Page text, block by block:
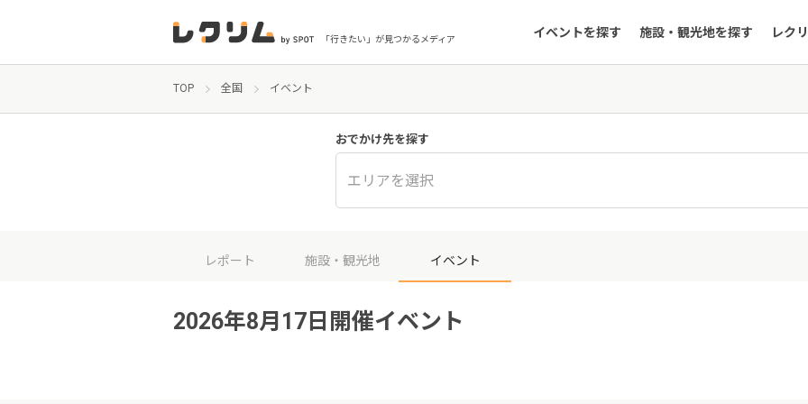
「行きたい」が見つかるメディア イベントを探す 施設・観光地を探す レク
TOP 全国 イベント
おでかけ先を探す
エリアを選択
レポート 施設・観光地 イベント
2026年8月17日開催イベント